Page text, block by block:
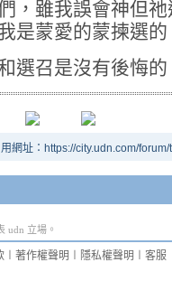
，雖我誤會神但
是蒙愛的蒙揀選的
選召是沒有後悔的
用網址：https://city.udn.com/
udn 立場。
著作權聲明 隱私權聲明 客服